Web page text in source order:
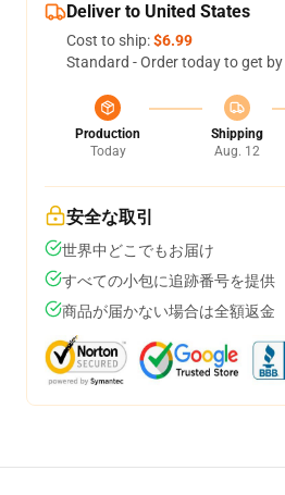
Deliver to United States
Cost to ship:$6.99
Standard - Order today to get by
Production
Today
Shipping
Aug. 12
安全な取引
世界中どこでもお届け
すべての小包に追跡番号を提供
商品が届かない場合は全額返金